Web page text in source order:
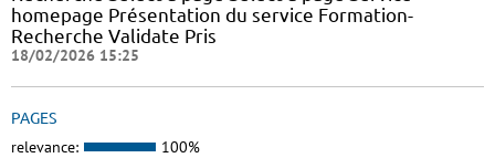
homepage Présentation du service Formation-
Recherche Validate Pris
18/02/2026 15:25
PAGES
relevance: 100%